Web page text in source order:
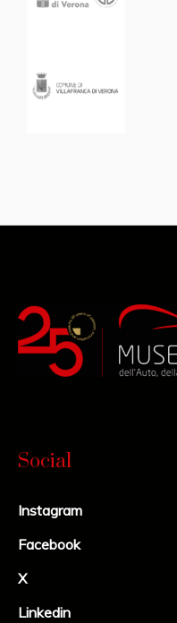
Social
Instagram
Facebook
X
Linkedin